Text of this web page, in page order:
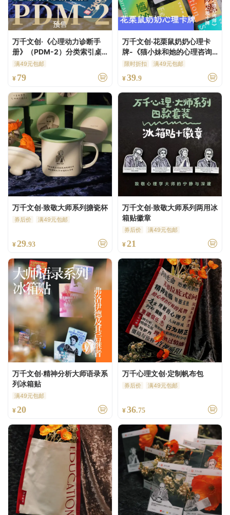
预售
万千文创·《心理动力诊断手
册》（PDM-2）分类索引桌
垫
满49元包邮
¥ 79
万千文创·花栗鼠奶奶心理卡
牌-《猫小妹和她的心理咨询
师》衍生卡牌-情绪练习、个
人探索、家庭互动、团体咨询
限时折扣 满49元包邮
¥39.9
万千文创·致敬大师系列搪瓷杯
券后价 满49元包邮
¥29.93
万千文创·致敬大师系列两用冰
箱贴徽章
券后价 满49元包邮
¥21
万千文创·精神分析大师语录系
列冰箱贴
满49元包邮
¥20
万千心理文创·定制帆布包
券后价 满49元包邮
¥36.75